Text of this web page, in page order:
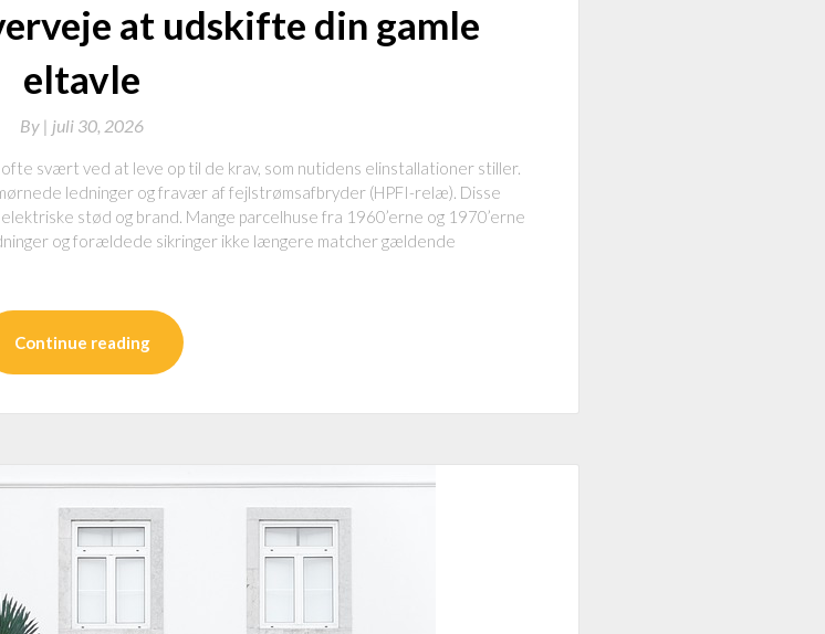
at udskifte din gamle
eltavle
By | juli 30, 2026
svært ved at leve op til de krav, som nutidens elinstallationer stiller.
ledninger og fravær af fejlstrømsafbryder (HPFI-relæ). Disse
stød og brand. Mange parcelhuse fra 1960’erne og 1970’erne
og forældede sikringer ikke længere matcher gældende
Continue reading